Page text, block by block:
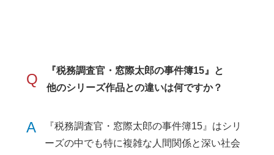
Q
『税務調査官・窓際太郎の事件簿15』と
他のシリーズ作品との違いは何ですか？
A
『税務調査官・窓際太郎の事件簿15』はシリ
ーズの中でも特に複雑な人間関係と深い社会